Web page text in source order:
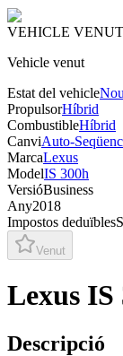
VEHICLE VENUT
Vehicle venut
Estat del vehicleNou
PropulsorHíbrid
CombustibleHíbrid
CanviAuto-
MarcaLexus
ModelIS 300h
VersióBusiness
Any2018
Impostos deduïbles
Venut
Lexus IS
Descripció